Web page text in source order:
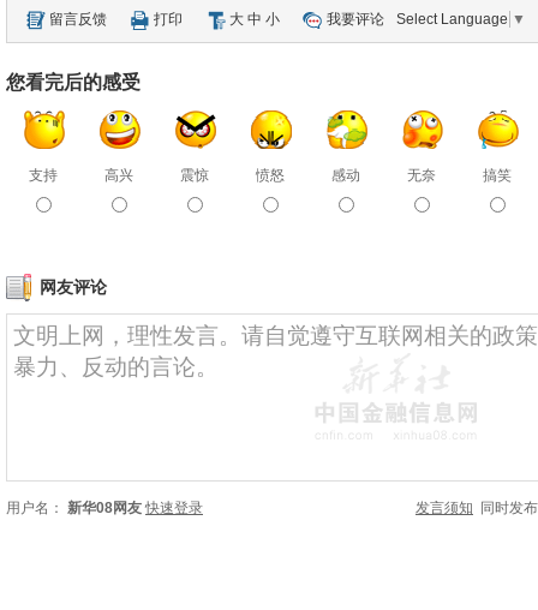
留言反馈 打印 大 中 小 我要评论 Select Language ▼
您看完后的感受
支持 高兴 震惊 愤怒 感动 无奈 搞笑
网友评论
用户名： 新华08网友 快速登录 发言须知 同时发